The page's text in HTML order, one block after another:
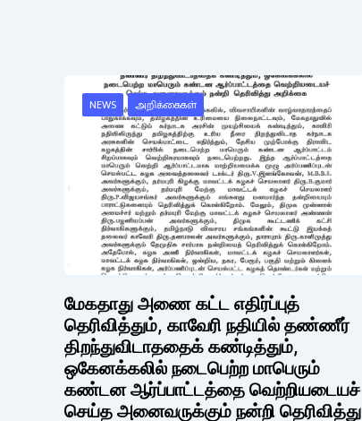
NEWS அறிக்கைகள்
மேகதாது அணை கட்ட எதிர்ப்புத்
தெரிவித்தும், காவேரி நதியில் தண்ணீர்
திறந்துவிடாததைக் கண்டித்தும்,
ஒகேனக்கலில் நடைபெற்ற மாபெரும்
கண்டன ஆர்ப்பாட்டத்தை வெற்றியடையச்
செய்த அனைவருக்கும் நன்றி தெரிவித்து